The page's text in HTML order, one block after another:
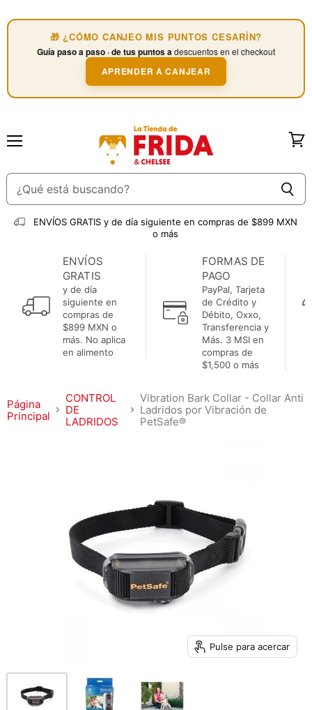
🎁 ¿CÓMO CANJEO MIS PUNTOS CESARÍN?
Guía paso a paso · de tus puntos adescuentos en el checkout
APRENDER A CANJEAR
ENVÍOS GRATIS y de día siguiente en compras de $899 MXN
o más
ENVÍOS
GRATIS
y de día
siguiente en
compras de
$899 MXN o
más. No aplica
en alimento
FORMAS DE
PAGO
PayPal, Tarjeta
de Crédito y
Débito, Oxxo,
Transferencia y
Más. 3 MSI en
compras de
$1,500 o más
Página
Principal
CONTROL
DE
LADRIDOS
Vibration Bark Collar - Collar Anti
Ladridos por Vibración de
PetSafe®
Pulse para acercar